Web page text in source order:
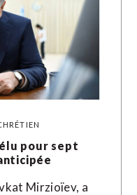
pour sept
Mirzioïev, a